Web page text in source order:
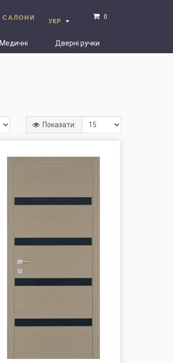
САЛОНИ УКР
0
Медичні Дверні ручки
Показати: